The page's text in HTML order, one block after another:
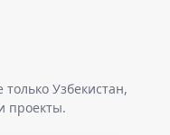
Узбекистан,
проекты.